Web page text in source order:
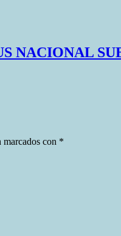
NACIONAL
con *